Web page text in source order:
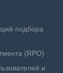
подбора
(RPO)
и